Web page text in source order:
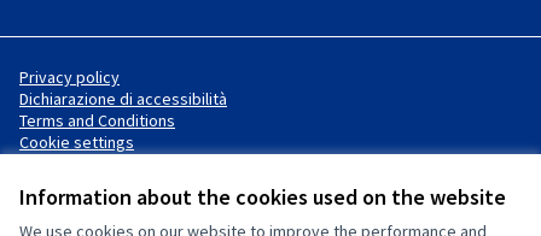
Information about the cookies used on the website
We use cookies on our website to improve the performance and
Privacy policy
Dichiarazione di accessibilità
Terms and Conditions
Cookie settings